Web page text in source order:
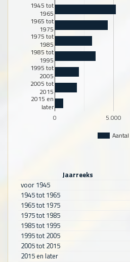
Aantal
0 5.000
1945 tot
1965
1965 tot
1975
1975 tot
1985
1985 tot
1995
1995 tot
2005
2005 tot
2015
2015 en
later
Jaarreeks
voor 1945
1945 tot 1965
1965 tot 1975
1975 tot 1985
1985 tot 1995
1995 tot 2005
2005 tot 2015
2015 en later